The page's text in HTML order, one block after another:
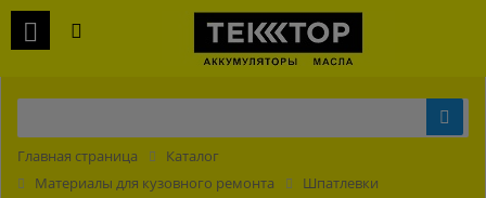
Главная страница
Каталог
Материалы для кузовного ремонта
Шпатлевки